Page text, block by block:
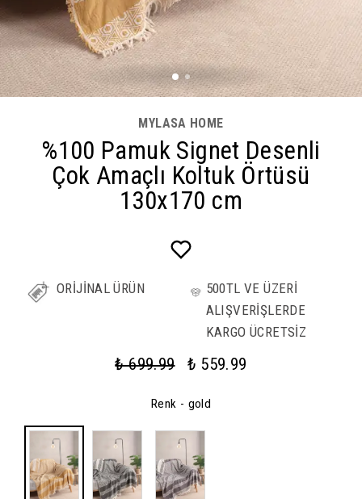
MYLASA HOME
%100 Pamuk Signet Desenli
Çok Amaçlı Koltuk Örtüsü
130x170 cm
ORİJİNAL ÜRÜN
500TL VE ÜZERİ
ALIŞVERİŞLERDE
KARGO ÜCRETSİZ
₺ 699.99 ₺ 559.99
Renk - gold